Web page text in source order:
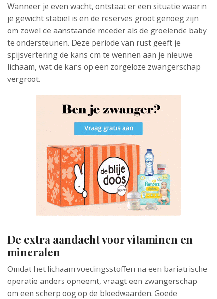
Wanneer je even wacht, ontstaat er een situatie waarin
je gewicht stabiel is en de reserves groot genoeg zijn
om zowel de aanstaande moeder als de groeiende baby
te ondersteunen. Deze periode van rust geeft je
spijsvertering de kans om te wennen aan je nieuwe
lichaam, wat de kans op een zorgeloze zwangerschap
vergroot.
De extra aandacht voor vitaminen en
mineralen
Omdat het lichaam voedingsstoffen na een bariatrische
operatie anders opneemt, vraagt een zwangerschap
om een scherp oog op de bloedwaarden. Goede